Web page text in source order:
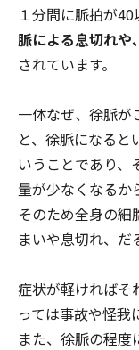
１分間に脈拍が40
脈による息切れや
されています。
一体なぜ、徐脈が
と、徐脈になると
いうことであり、
量が少なくなるか
そのため全身の細
まいや息切れ、だ
症状が軽ければそ
っては事故や怪我
また、徐脈の程